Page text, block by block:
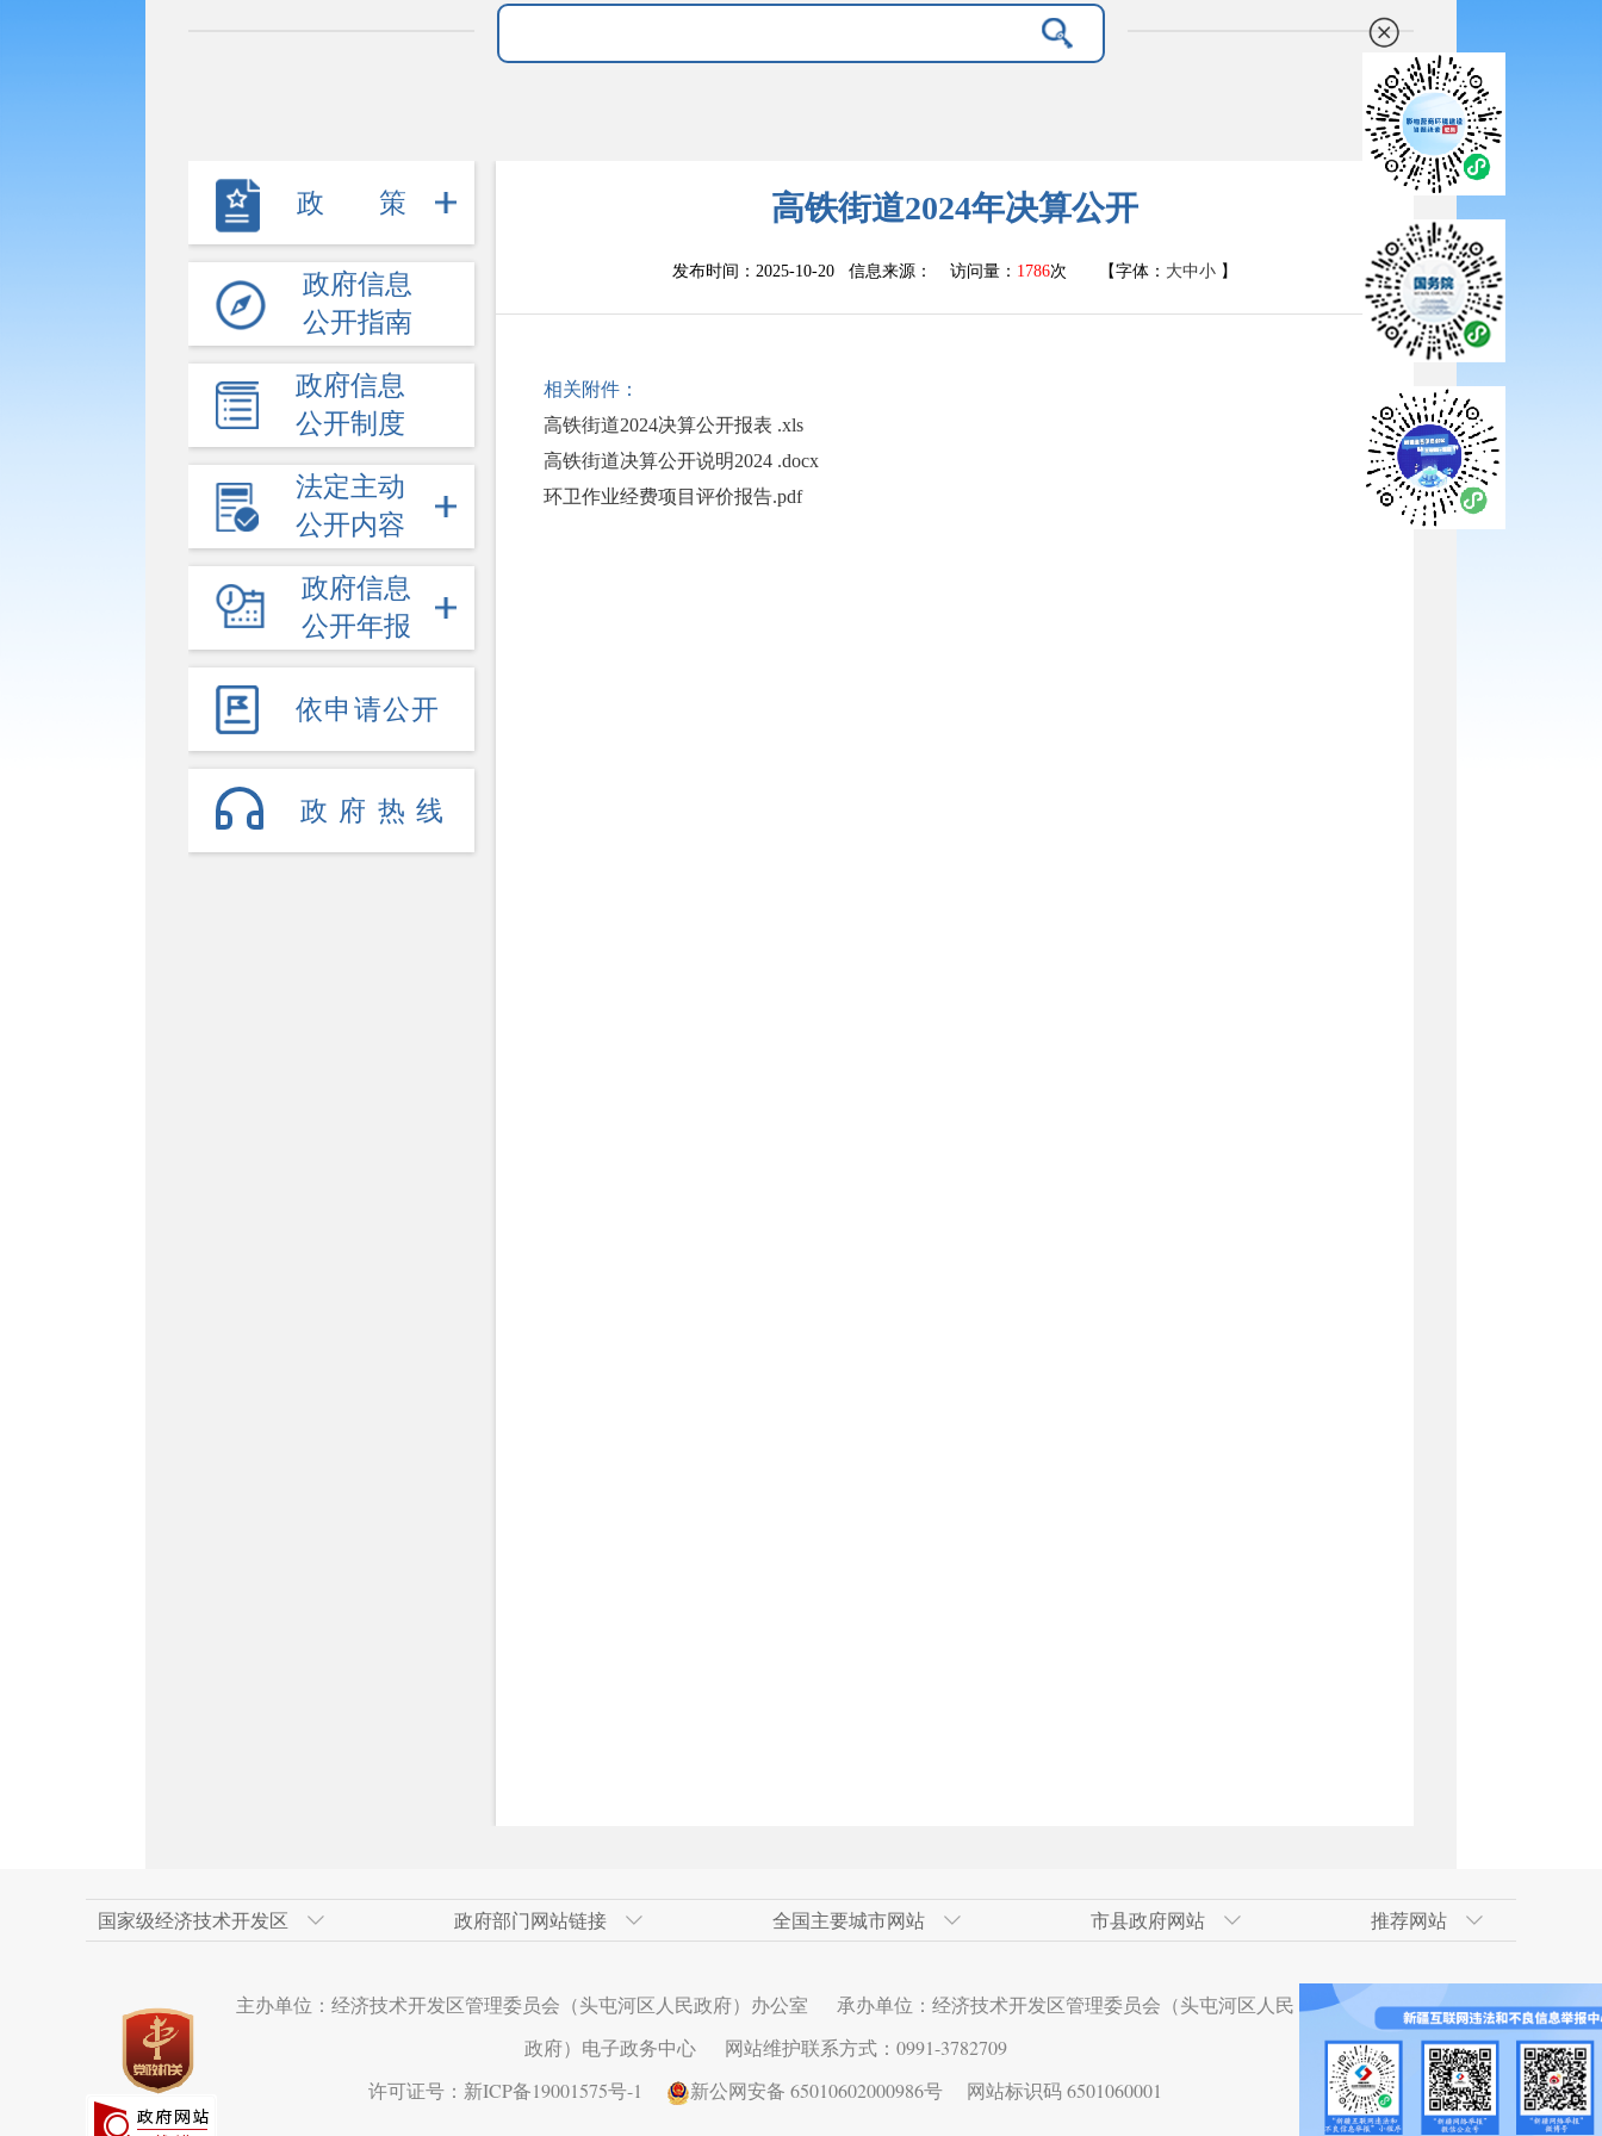
政策
政府信息
公开指南
政府信息
公开制度
法定主动
公开内容
政府信息
公开年报
依申请公开
政府热线
高铁街道2024年决算公开
发布时间：2025-10-20 信息来源： 访问量： 1786次 【字体： 大中小 】
相关附件：
高铁街道2024决算公开报表 .xls
高铁街道决算公开说明2024 .docx
环卫作业经费项目评价报告.pdf
国家级经济技术开发区 政府部门网站链接 全国主要城市网站 市县政府网站 推荐网站
合肥经济技术开发区
长沙经济技术开发区
呼和浩特经济技术开发区 西安经济技术开发区 昆明经济技术开发区
贵阳经济技术开发区
苏州工业园区
海南洋浦经济开发区 秦皇岛经济技术开发区 连云港经济技术开发区
湛江经济技术开发区
温州经济技术开发区
营口经济技术开发区 武汉经济技术开发区 芜湖经济技术开发区 大亚湾经济技术开发区
吐鲁番地区政府网
克拉玛依市政府网
南京市
成都市
西安市 长春市 济南市
杭州市
宁波市
深圳市
区）
天山区
沙依巴克区
水磨沟区
乌鲁木齐县
主办单位：经济技术开发区管理委员会（头屯河区人民政府）办公室
承办单位：经济技术开发区管理委员会（头屯河区人民
政府）电子政务中心
网站维护联系方式：0991-3782709
许可证号：新ICP备19001575号-1
新公网安备 65010602000986号 网站标识码 6501060001